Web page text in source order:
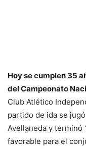
Hoy se cumplen 35
del Campeonato
Club Atlético
partido de ida se
Avellaneda y terminó
favorable para el